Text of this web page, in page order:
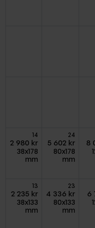
14
2 980 kr
38x178
mm
24
5 602 kr
80x178
mm
8
13
2 235 kr
38x133
mm
23
4 336 kr
80x133
mm
6